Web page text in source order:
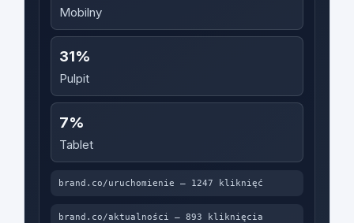
Mobilny
31%
Pulpit
7%
Tablet
brand.co/uruchomienie — 1247 kliknięć
brand.co/aktualności — 893 kliknięcia